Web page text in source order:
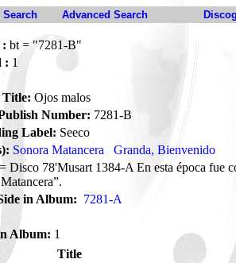
Search Advanced Search
: bt = "7281-B"
: 1
Ojos malos
Number: 7281-B
Label: Seeco
Sonora Matancera
Granda, Bienvenido
= Disco 78'Musart 1384-A En esta época fue
in Album: 7281-A
Album: 1
Title